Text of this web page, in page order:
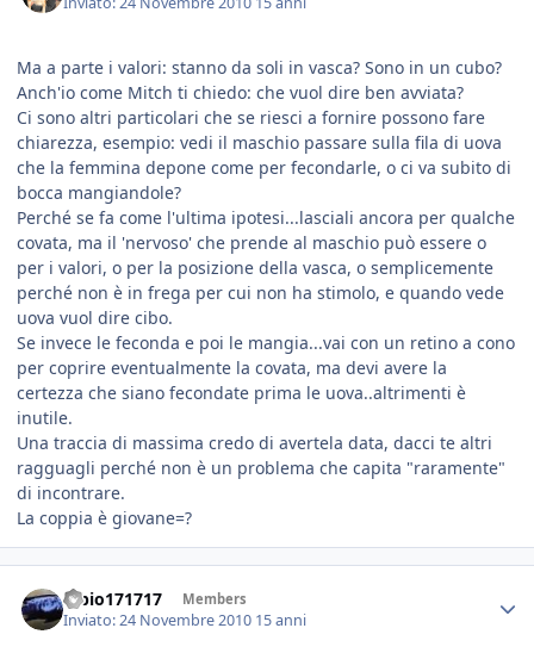
Ma a parte i valori: stanno da soli in vasca? Sono in un cubo?
Anch'io come Mitch ti chiedo: che vuol dire ben avviata?
Ci sono altri particolari che se riesci a fornire possono fare
chiarezza, esempio: vedi il maschio passare sulla fila di uova
che la femmina depone come per fecondarle, o ci va subito di
bocca mangiandole?
Perché se fa come l'ultima ipotesi...lasciali ancora per qualche
covata, ma il 'nervoso' che prende al maschio può essere o
per i valori, o per la posizione della vasca, o semplicemente
perché non è in frega per cui non ha stimolo, e quando vede
uova vuol dire cibo.
Se invece le feconda e poi le mangia...vai con un retino a cono
per coprire eventualmente la covata, ma devi avere la
certezza che siano fecondate prima le uova..altrimenti è
inutile.
Una traccia di massima credo di avertela data, dacci te altri
ragguagli perché non è un problema che capita "raramente"
di incontrare.
La coppia è giovane=?
fabio171717 Members
Inviato:24 Novembre 2010 15 anni